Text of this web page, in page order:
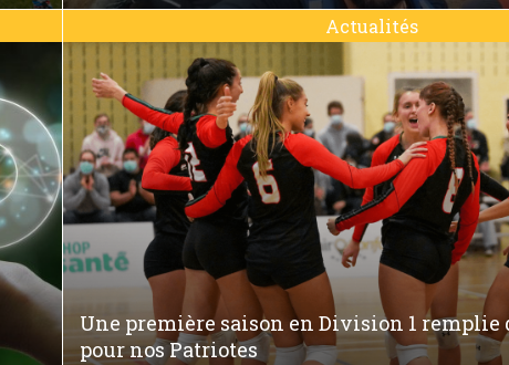
Actualités
Une première saison en Division 1 remplie
pour nos Patriotes